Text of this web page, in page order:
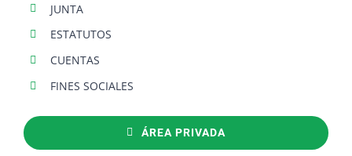
JUNTA
ESTATUTOS
CUENTAS
FINES SOCIALES
ÁREA PRIVADA